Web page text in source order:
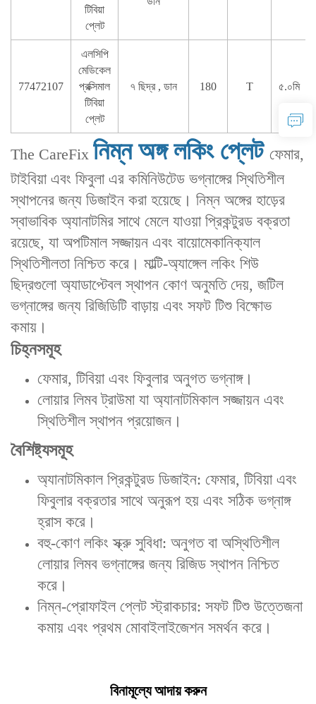
টিবিয়া
প্লেট
77472107
এলসিপি
মেডিকেল
প্রক্সিমাল
টিবিয়া
প্লেট
৭ ছিদ্র , ডান 180 T ৫.০মি
The CareFix নিম্ন অঙ্গ লকিং প্লেট ফেমার,
টাইবিয়া এবং ফিবুলা এর কমিনিউটেড ভগ্নাঙ্গের স্থিতিশীল
স্থাপনের জন্য ডিজাইন করা হয়েছে। নিম্ন অঙ্গের হাড়ের
স্বাভাবিক অ্যানাটমির সাথে মেলে যাওয়া প্রিকন্টুরড বক্রতা
রয়েছে, যা অপটিমাল সজ্জায়ন এবং বায়োমেকানিক্যাল
স্থিতিশীলতা নিশ্চিত করে। মাল্টি-অ্যাঙ্গেল লকিং শিউ
ছিদ্রগুলো অ্যাডাপ্টেবল স্থাপন কোণ অনুমতি দেয়, জটিল
ভগ্নাঙ্গের জন্য রিজিডিটি বাড়ায় এবং সফট টিশু বিক্ষোভ
কমায়।
চিহ্নসমূহ
‌ফেমার, টিবিয়া এবং ফিবুলার অনুগত ভগ্নাঙ্গ‌।
‌লোয়ার লিমব ট্রাউমা‌ যা অ্যানাটমিকাল সজ্জায়ন এবং
স্থিতিশীল স্থাপন প্রয়োজন।
বৈশিষ্ট্যসমূহ
‌অ্যানাটমিকাল প্রিকন্টুরড ডিজাইন‌: ফেমার, টিবিয়া এবং
ফিবুলার বক্রতার সাথে অনুরূপ হয় এবং সঠিক ভগ্নাঙ্গ
হ্রাস করে।
‌বহু-কোণ লকিং স্ক্রু সুবিধা‌: অনুগত বা অস্থিতিশীল
লোয়ার লিমব ভগ্নাঙ্গের জন্য রিজিড স্থাপন নিশ্চিত
করে।
‌নিম্ন-প্রোফাইল প্লেট স্ট্রাকচার‌: সফট টিশু উত্তেজনা
কমায় এবং প্রথম মোবাইলাইজেশন সমর্থন করে।
বিনামূল্যে আদায় করুন